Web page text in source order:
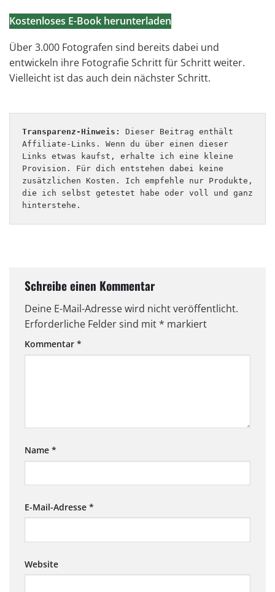
Kostenloses E-Book herunterladen
Über 3.000 Fotografen sind bereits dabei und
entwickeln ihre Fotografie Schritt für Schritt weiter.
Vielleicht ist das auch dein nächster Schritt.
Transparenz-Hinweis:
Dieser Beitrag enthält
Affiliate-Links. Wenn du über einen dieser
Links etwas kaufst, erhalte ich eine kleine
Provision. Für dich entstehen dabei keine
zusätzlichen Kosten. Ich empfehle nur Produkte,
die ich selbst getestet habe oder voll und ganz
hinterstehe.
Schreibe einen Kommentar
Deine E-Mail-Adresse wird nicht veröffentlicht.
Erforderliche Felder sind mit* markiert
Kommentar *
Name *
E-Mail-Adresse *
Website